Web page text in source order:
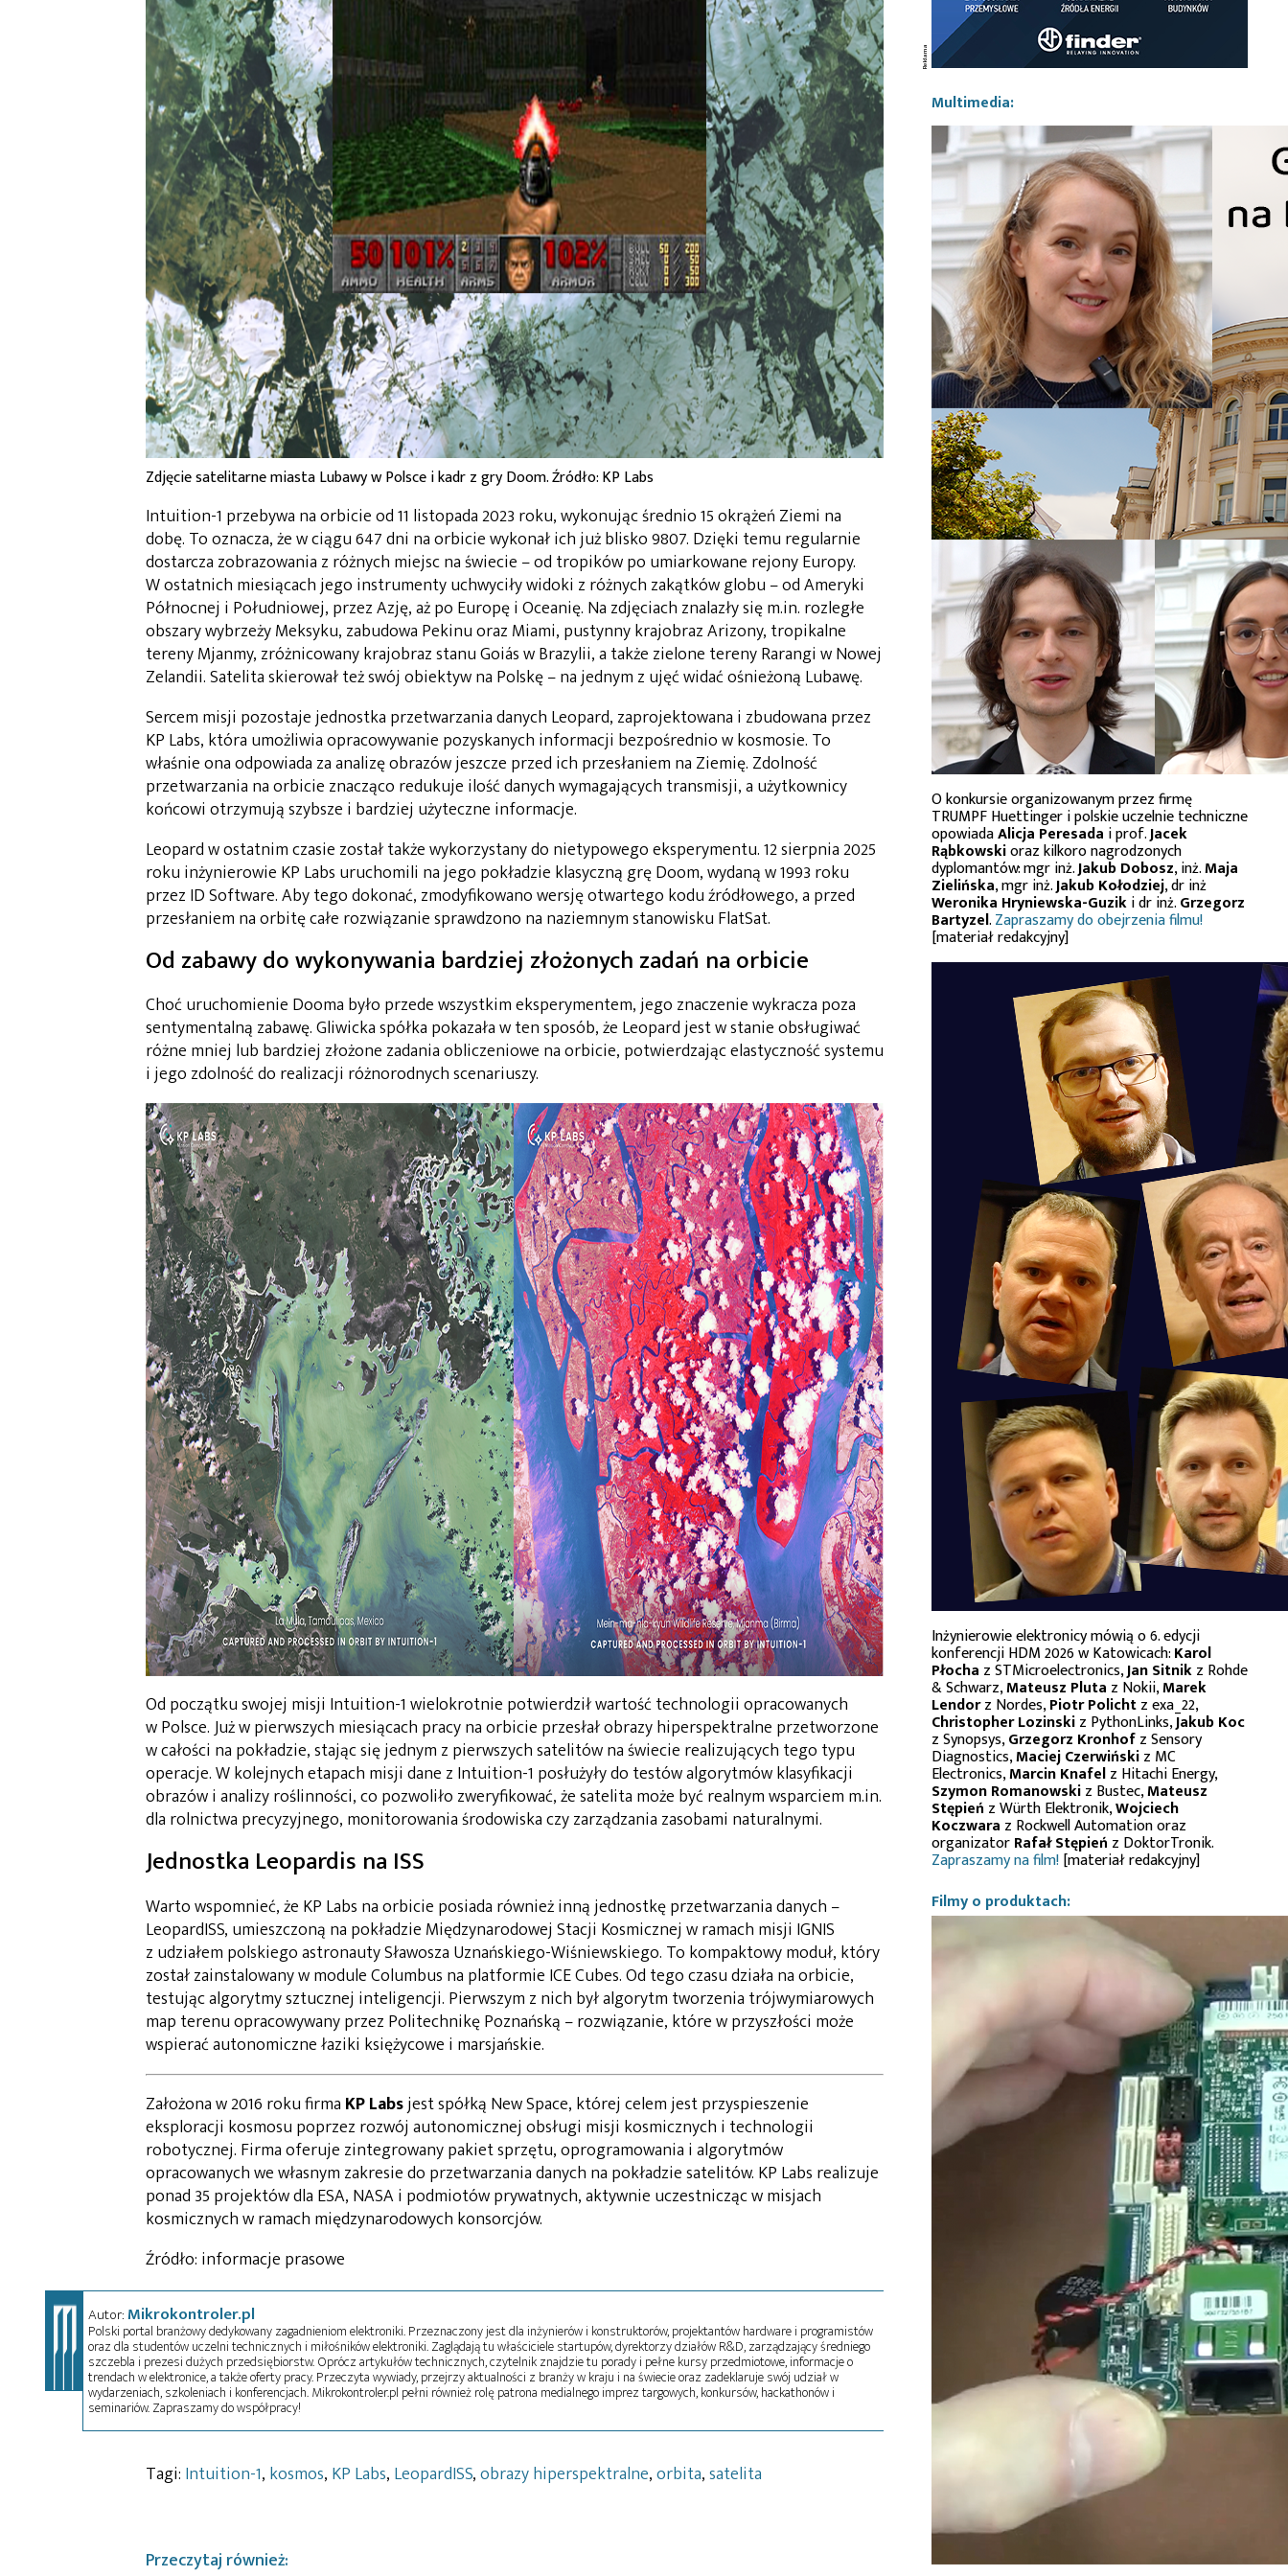
Zdjęcie satelitarne miasta Lubawy w Polsce i kadr z gry Doom. Źródło: KP Labs
Intuition-1 przebywa na orbicie od 11 listopada 2023 roku, wykonując średnio 15 okrążeń Ziemi na
dobę. To oznacza, że w ciągu 647 dni na orbicie wykonał ich już blisko 9807. Dzięki temu regularnie
dostarcza zobrazowania z różnych miejsc na świecie – od tropików po umiarkowane rejony Europy.
W ostatnich miesiącach jego instrumenty uchwyciły widoki z różnych zakątków globu – od Ameryki
Północnej i Południowej, przez Azję, aż po Europę i Oceanię. Na zdjęciach znalazły się m.in. rozległe
obszary wybrzeży Meksyku, zabudowa Pekinu oraz Miami, pustynny krajobraz Arizony, tropikalne
tereny Mjanmy, zróżnicowany krajobraz stanu Goiás w Brazylii, a także zielone tereny Rarangi w Nowej
Zelandii. Satelita skierował też swój obiektyw na Polskę – na jednym z ujęć widać ośnieżoną Lubawę.
Sercem misji pozostaje jednostka przetwarzania danych Leopard, zaprojektowana i zbudowana przez
KP Labs, która umożliwia opracowywanie pozyskanych informacji bezpośrednio w kosmosie. To
właśnie ona odpowiada za analizę obrazów jeszcze przed ich przesłaniem na Ziemię. Zdolność
przetwarzania na orbicie znacząco redukuje ilość danych wymagających transmisji, a użytkownicy
końcowi otrzymują szybsze i bardziej użyteczne informacje.
Leopard w ostatnim czasie został także wykorzystany do nietypowego eksperymentu. 12 sierpnia 2025
roku inżynierowie KP Labs uruchomili na jego pokładzie klasyczną grę Doom, wydaną w 1993 roku
przez ID Software. Aby tego dokonać, zmodyfikowano wersję otwartego kodu źródłowego, a przed
przesłaniem na orbitę całe rozwiązanie sprawdzono na naziemnym stanowisku FlatSat.
Od zabawy do wykonywania bardziej złożonych zadań na orbicie
Choć uruchomienie Dooma było przede wszystkim eksperymentem, jego znaczenie wykracza poza
sentymentalną zabawę. Gliwicka spółka pokazała w ten sposób, że Leopard jest w stanie obsługiwać
różne mniej lub bardziej złożone zadania obliczeniowe na orbicie, potwierdzając elastyczność systemu
i jego zdolność do realizacji różnorodnych scenariuszy.
Od początku swojej misji Intuition-1 wielokrotnie potwierdził wartość technologii opracowanych
w Polsce. Już w pierwszych miesiącach pracy na orbicie przesłał obrazy hiperspektralne przetworzone
w całości na pokładzie, stając się jednym z pierwszych satelitów na świecie realizujących tego typu
operacje. W kolejnych etapach misji dane z Intuition-1 posłużyły do testów algorytmów klasyfikacji
obrazów i analizy roślinności, co pozwoliło zweryfikować, że satelita może być realnym wsparciem m.in.
dla rolnictwa precyzyjnego, monitorowania środowiska czy zarządzania zasobami naturalnymi.
Jednostka Leopardis na ISS
Warto wspomnieć, że KP Labs na orbicie posiada również inną jednostkę przetwarzania danych –
LeopardISS, umieszczoną na pokładzie Międzynarodowej Stacji Kosmicznej w ramach misji IGNIS
z udziałem polskiego astronauty Sławosza Uznańskiego-Wiśniewskiego. To kompaktowy moduł, który
został zainstalowany w module Columbus na platformie ICE Cubes. Od tego czasu działa na orbicie,
testując algorytmy sztucznej inteligencji. Pierwszym z nich był algorytm tworzenia trójwymiarowych
map terenu opracowywany przez Politechnikę Poznańską – rozwiązanie, które w przyszłości może
wspierać autonomiczne łaziki księżycowe i marsjańskie.
Założona w 2016 roku firma KP Labsjest spółką New Space, której celem jest przyspieszenie
eksploracji kosmosu poprzez rozwój autonomicznej obsługi misji kosmicznych i technologii
robotycznej. Firma oferuje zintegrowany pakiet sprzętu, oprogramowania i algorytmów
opracowanych we własnym zakresie do przetwarzania danych na pokładzie satelitów. KP Labs realizuje
ponad 35 projektów dla ESA, NASA i podmiotów prywatnych, aktywnie uczestnicząc w misjach
kosmicznych w ramach międzynarodowych konsorcjów.
Źródło: informacje prasowe
Autor:Mikrokontroler.pl
Polski portal branżowy dedykowany zagadnieniom elektroniki. Przeznaczony jest dla inżynierów i konstruktorów, projektantów hardware i programistów
oraz dla studentów uczelni technicznych i miłośników elektroniki. Zaglądają tu właściciele startupów, dyrektorzy działów R&D, zarządzający średniego
szczebla i prezesi dużych przedsiębiorstw. Oprócz artykułów technicznych, czytelnik znajdzie tu porady i pełne kursy przedmiotowe, informacje o
trendach w elektronice, a także oferty pracy. Przeczyta wywiady, przejrzy aktualności z branży w kraju i na świecie oraz zadeklaruje swój udział w
wydarzeniach, szkoleniach i konferencjach. Mikrokontroler.pl pełni również rolę patrona medialnego imprez targowych, konkursów, hackathonów i
seminariów. Zapraszamy do współpracy!
Tagi: Intuition-1, kosmos, KP Labs, LeopardISS,obrazy hiperspektralne,orbita,satelita
Przeczytaj również:
Multimedia:
O konkursie organizowanym przez firmę
TRUMPF Huettinger i polskie uczelnie techniczne
opowiadaAlicja Peresada i prof.Jacek
Rąbkowskioraz kilkoro nagrodzonych
dyplomantów: mgr inż.Jakub Dobosz, inż.Maja
Zielińska, mgr inż.Jakub Kołodziej, dr inż
Weronika Hryniewska-Guziki dr inż.Grzegorz
Bartyzel.Zapraszamy do obejrzenia filmu!
[materiał redakcyjny]
Inżynierowie elektronicy mówią o 6. edycji
konferencji HDM 2026 w Katowicach:Karol
Płocha z STMicroelectronics,Jan Sitnikz Rohde
& Schwarz,Mateusz Pluta z Nokii,Marek
Lendorz Nordes,Piotr Polichtz exa_22,
Christopher Lozinskiz PythonLinks,Jakub Koc
z Synopsys,Grzegorz Kronhofz Sensory
Diagnostics,Maciej Czerwińskiz MC
Electronics,Marcin Knafelz Hitachi Energy,
Szymon Romanowskiz Bustec,Mateusz
Stępień z Würth Elektronik,Wojciech
Koczwara z Rockwell Automation oraz
organizatorRafał Stępień z DoktorTronik.
Zapraszamy na film![materiał redakcyjny]
Filmy o produktach: